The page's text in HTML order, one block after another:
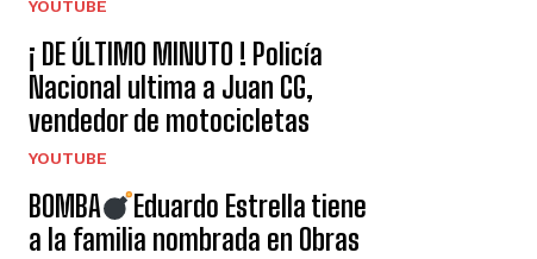
YOUTUBE
¡ DE ÚLTIMO MINUTO ! Policía
Nacional ultima a Juan CG,
vendedor de motocicletas
YOUTUBE
BOMBA
Eduardo Estrella tiene
a la familia nombrada en Obras